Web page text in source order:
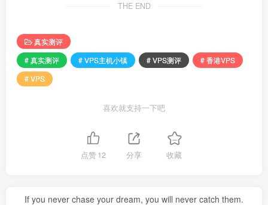
THE END
真实测评
# 真实测评
# VPS主机小镇 # VPS测评
# 香港VPS
# VPS
喜欢就支持一下吧
点赞12 分享 收藏
If you never chase your dream, you will never catch them.